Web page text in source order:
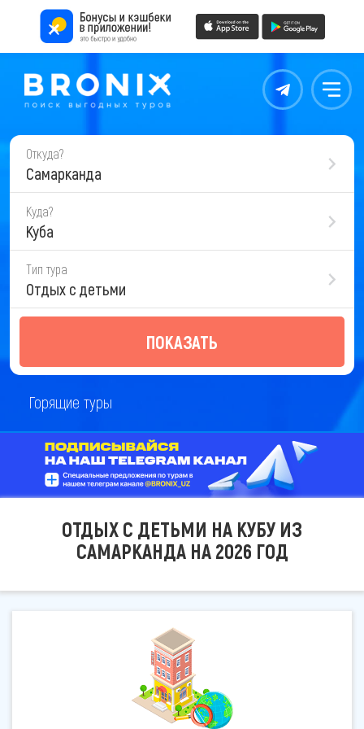
Контакты Меню
Откуда?
Самарканда
Куда?
Куба
Тип тура
Отдых с детьми
ПОКАЗАТЬ
Горящие туры
ОТДЫХ С ДЕТЬМИ НА КУБУ ИЗ
САМАРКАНДА НА 2026 ГОД